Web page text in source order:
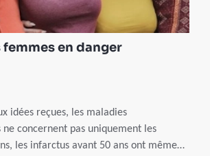
en danger
idées reçues, les maladies
concernent pas uniquement les
les infarctus avant 50 ans ont même